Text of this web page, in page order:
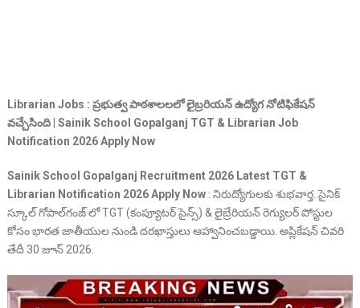
Librarian Jobs : ప్రభుత్వ పాఠశాలలలో లైబ్రరియన్ ఉద్యోగ నోటిఫికేషన్
వచ్చేసింది | Sainik School Gopalganj TGT & Librarian Job
Notification 2026 Apply Now
Sainik School Gopalganj Recruitment 2026 Latest TGT &
Librarian Notification 2026 Apply Now : నిరుద్యోగులకు శుభవార్త..సైనిక్
స్కూల్ గోపాల్‌గంజ్ లో TGT (కంప్యూటర్ సైన్స్) & లైబ్రేరియన్ రెగ్యులర్ పోస్టుల
కోసం భారత జాతీయుల నుండి దరఖాస్తులు ఆహ్వానించబడ్డాయి. అప్లికేషన్ చివరి
తేదీ 30 జూన్ 2026.